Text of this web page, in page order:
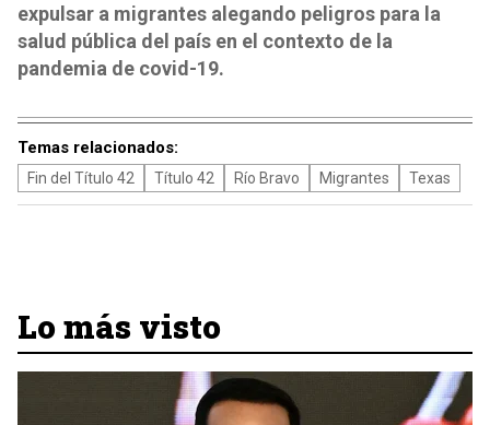
expulsar a migrantes alegando peligros para la
salud pública del país en el contexto de la
pandemia de covid-19.
Temas relacionados:
Fin del Título 42 Título 42 Río Bravo Migrantes Texas
Lo más visto